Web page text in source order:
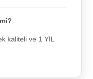
kaliteli ve 1 YIL